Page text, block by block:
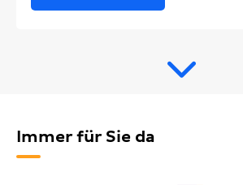
Immer für Sie da